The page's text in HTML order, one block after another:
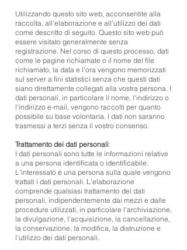
Utilizzando questo sito web, acconsentite alla
raccolta, all'elaborazione e all'utilizzo dei dati
come descritto di seguito. Questo sito web può
essere visitato generalmente senza
registrazione. Nel corso di questo processo, dati
come le pagine richiamate o il nome del file
richiamato, la data e l'ora vengono memorizzati
sul server a fini statistici senza che questi dati
siano direttamente collegati alla vostra persona. I
dati personali, in particolare il nome, l'indirizzo o
l'indirizzo e-mail, vengono raccolti per quanto
possibile su base volontaria. I dati non saranno
trasmessi a terzi senza il vostro consenso.
Trattamento dei dati personali
I dati personali sono tutte le informazioni relative
a una persona identificata o identificabile.
L'interessato è una persona sulla quale vengono
trattati i dati personali. L'elaborazione
comprende qualsiasi trattamento dei dati
personali, indipendentemente dai mezzi e dalle
procedure utilizzati, in particolare l'archiviazione,
la divulgazione, l'acquisizione, la cancellazione,
la conservazione, la modifica, la distruzione e
l'utilizzo dei dati personali.